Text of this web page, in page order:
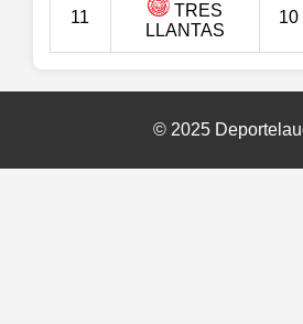
11
TRES
LLANTAS
10
© 2025